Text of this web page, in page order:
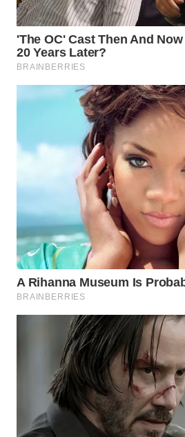
WAHANA
LISTRIK
WAHANA
TRAVEL
WAHANANEWS
WAHANANEWS
CO ID
WAHANANEWS
NET
WAHANA
WAHANA
UMKM
WAHANA
SELEB